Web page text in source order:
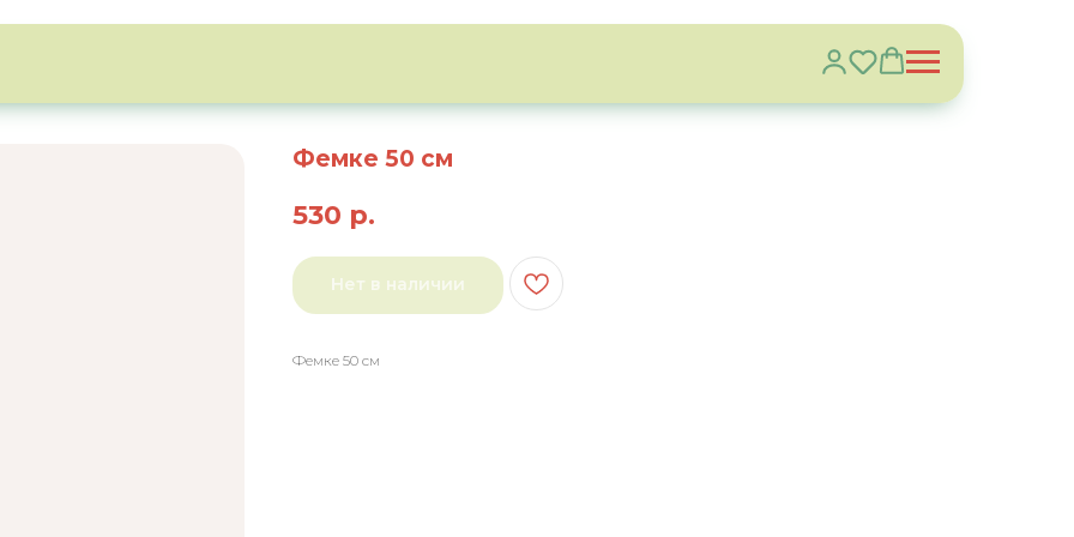
Фемке 50 см
530 р.
Нет в наличии
Фемке 50 см